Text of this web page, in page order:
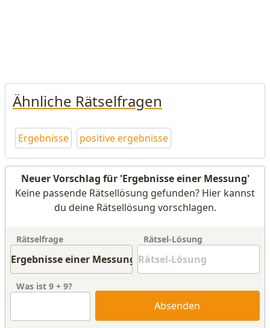
Ähnliche Rätselfragen
Ergebnisse positive ergebnisse
Neuer Vorschlag für 'Ergebnisse einer Messung'
Keine passende Rätsellösung gefunden? Hier kannst
du deine Rätsellösung vorschlagen.
Rätselfrage Rätsel-Lösung
Was ist 9 + 9?
Absenden